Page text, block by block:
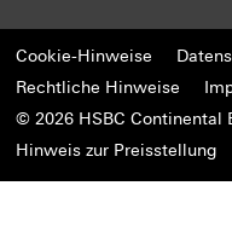
Cookie-Hinweise
Rechtliche Hinweise
© 2026 HSBC Continental
Hinweis zur Preisstellung